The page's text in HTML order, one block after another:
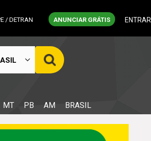
/ DETRAN ANUNCIAR GRÁTIS ENTRAR
MT PB AM BRASIL